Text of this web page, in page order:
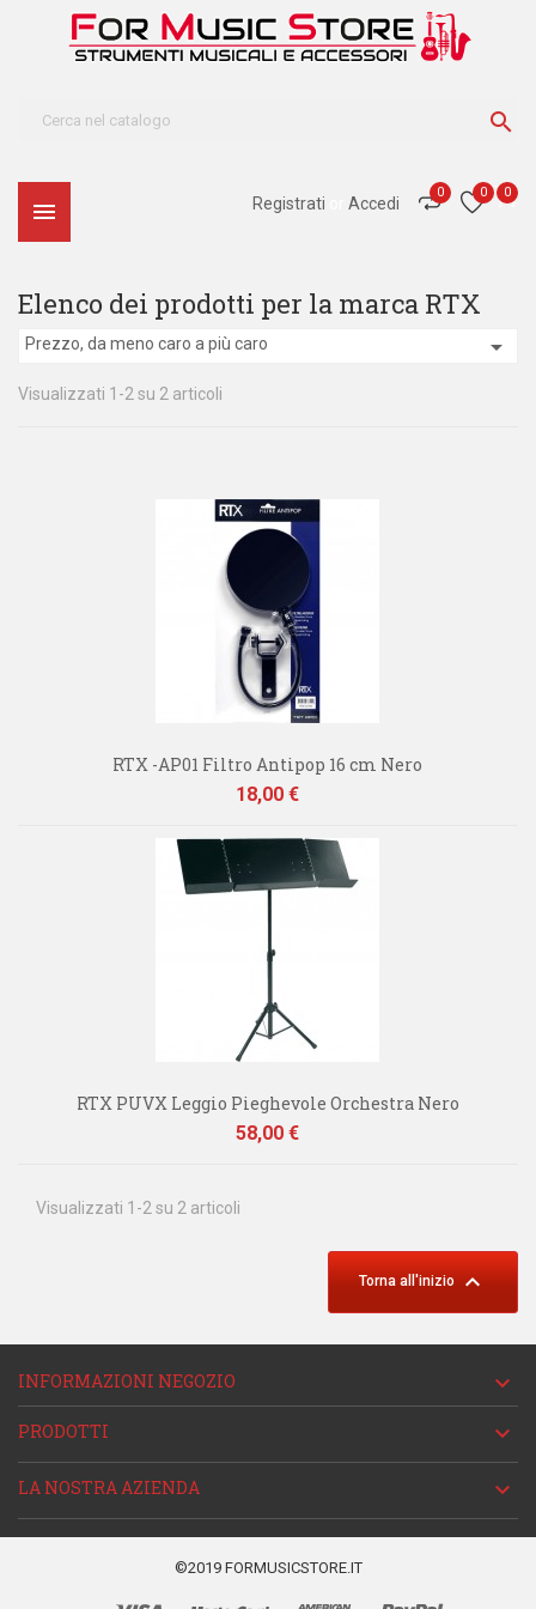


0
0
0
Registrati Accedi
Elenco dei prodotti per la marca RTX
Prezzo, da meno caro a più caro 
Visualizzati 1-2 su 2 articoli
RTX -AP01 Filtro Antipop 16 cm Nero
Prezzo
18,00 €
RTX PUVX Leggio Pieghevole Orchestra Nero
Prezzo
58,00 €
Visualizzati 1-2 su 2 articoli
Torna all'inizio 
INFORMAZIONI NEGOZIO 
PRODOTTI 
LA NOSTRA AZIENDA 
©2019 FORMUSICSTORE.IT